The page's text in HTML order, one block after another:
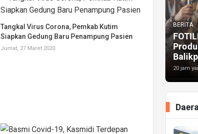
Tangkal Virus Corona, Pemkab Kutim
Siapkan Gedung Baru Penampung Pasien
Jumat, 27 Maret 2020
BERITA
20 jam